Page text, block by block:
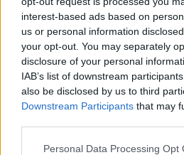
interest-based ads based on
us or personal information
your opt-out. You may separately
disclosure of your personal
IAB’s list of downstream
also be disclosed by us to third
Downstream Participants that may
Personal Data Processing Opt
cidadãos com deficiência ou
Em vigor desde 2021, a parceria
acompanhar cerca de 200
através de serviços como
centro de atendimento e
de recursos para a inclusão e
infância. A autarquia sublinha